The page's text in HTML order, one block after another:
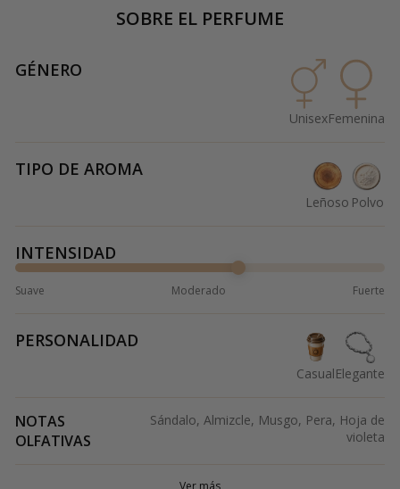
SOBRE EL PERFUME
GÉNERO
UnisexFemenina
TIPO DE AROMA
Leñoso Polvo
INTENSIDAD
Suave Moderado Fuerte
PERSONALIDAD
CasualElegante
NOTAS
OLFATIVAS
Sándalo, Almizcle, Musgo, Pera, Hoja de
violeta